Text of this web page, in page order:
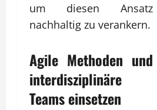
um diesen Ansatz
nachhaltig zu verankern.
Agile Methoden und
interdisziplinäre
Teams einsetzen